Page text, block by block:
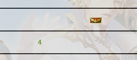
Администраторы
4